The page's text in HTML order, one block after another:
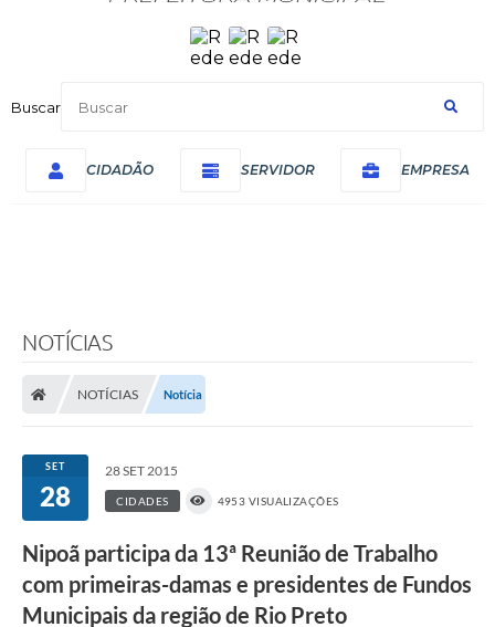
Buscar
CIDADÃO SERVIDOR EMPRESA
NOTÍCIAS
NOTÍCIAS Notícia
SET
28
28 SET 2015
CIDADES 4953 VISUALIZAÇÕES
Nipoã participa da 13ª Reunião de Trabalho
com primeiras-damas e presidentes de Fundos
Municipais da região de Rio Preto